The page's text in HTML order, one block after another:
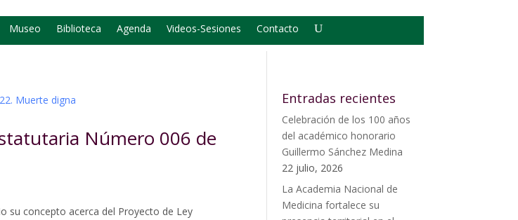
Museo Biblioteca Agenda Videos-Sesiones Contacto
Número 006 de
su concepto acerca del Proyecto de Ley
Entradas recientes
Celebración de los 100 años
del académico honorario
Guillermo Sánchez Medina
22 julio, 2026
La Academia Nacional de
Medicina fortalece su